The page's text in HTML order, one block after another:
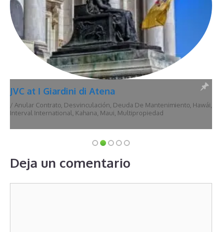
JVC at I Giardini di Atena
/ Anular Contrato, Desvinculación, Deuda De Mantenimiento, Hawái,
Interval International, Kahana, Maui, Multipropiedad
Deja un comentario